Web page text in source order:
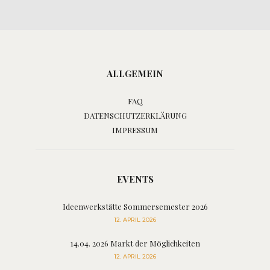
ALLGEMEIN
FAQ
DATENSCHUTZERKLÄRUNG
IMPRESSUM
EVENTS
Ideenwerkstätte Sommersemester 2026
12. APRIL 2026
14.04. 2026 Markt der Möglichkeiten
12. APRIL 2026